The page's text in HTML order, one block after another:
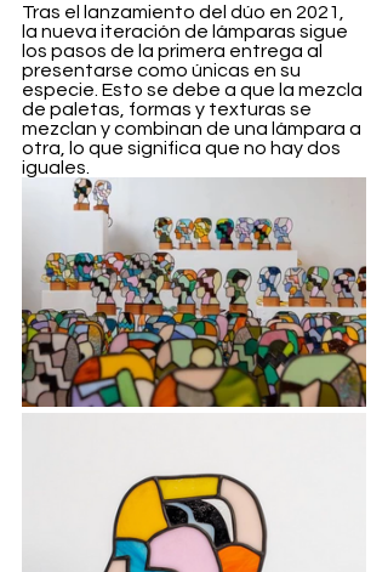
Tras el lanzamiento del dúo en 2021,
la nueva iteración de lámparas sigue
los pasos de la primera entrega al
presentarse como únicas en su
especie. Esto se debe a que la mezcla
de paletas, formas y texturas se
mezclan y combinan de una lámpara a
otra, lo que significa que no hay dos
iguales.